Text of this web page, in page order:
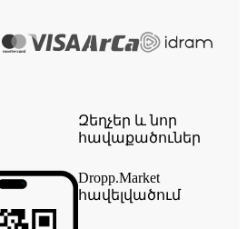
Զեղչեր և նոր
հավաքածուներ
Dropp.Market
հավելվածում